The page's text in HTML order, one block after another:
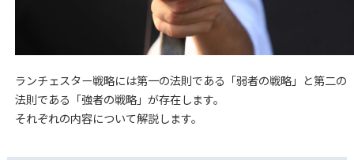
ランチェスター戦略には第一の法則である「弱者の戦略」と第二の
法則である「強者の戦略」が存在します。
それぞれの内容について解説します。